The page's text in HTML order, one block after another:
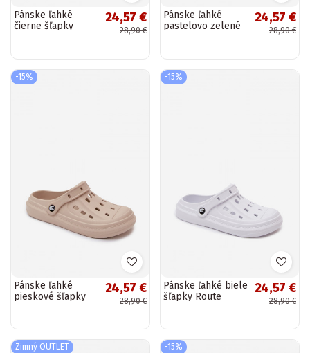
Pánske ľahké
čierne šľapky
24,57 €
28,90 €
Pánske ľahké
pastelovo zelené
24,57 €
28,90 €
-15%
Pánske ľahké
pieskové šľapky
24,57 €
28,90 €
-15%
Pánske ľahké biele
šľapky Route
24,57 €
28,90 €
Zimný OUTLET
-15%